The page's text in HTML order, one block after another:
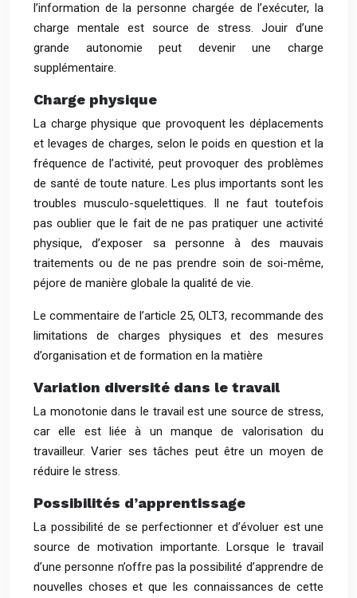
l’information de la personne chargée de l’exécuter, la
charge mentale est source de stress. Jouir d’une
grande autonomie peut devenir une charge
supplémentaire.
Charge physique
La charge physique que provoquent les déplacements
et levages de charges, selon le poids en question et la
fréquence de l’activité, peut provoquer des problèmes
de santé de toute nature. Les plus importants sont les
troubles musculo-squelettiques. Il ne faut toutefois
pas oublier que le fait de ne pas pratiquer une activité
physique, d’exposer sa personne à des mauvais
traitements ou de ne pas prendre soin de soi-même,
péjore de manière globale la qualité de vie.
Le commentaire de l’article 25, OLT3, recommande des
limitations de charges physiques et des mesures
d’organisation et de formation en la matière
Variation diversité dans le travail
La monotonie dans le travail est une source de stress,
car elle est liée à un manque de valorisation du
travailleur. Varier ses tâches peut être un moyen de
réduire le stress.
Possibilités d’apprentissage
La possibilité de se perfectionner et d’évoluer est une
source de motivation importante. Lorsque le travail
d’une personne n’offre pas la possibilité d’apprendre de
nouvelles choses et que les connaissances de cette